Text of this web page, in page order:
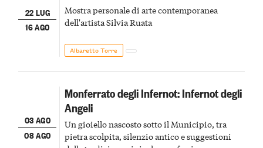
22 LUG
16 AGO
Mostra personale di arte contemporanea
dell'artista Silvia Ruata
Albaretto Torre
03 AGO
08 AGO
Monferrato degli Infernot: Infernot degli
Angeli
Un gioiello nascosto sotto il Municipio, tra
pietra scolpita, silenzio antico e suggestioni